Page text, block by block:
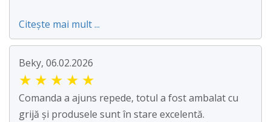
Citește mai mult ...
Beky, 06.02.2026
★ ★ ★ ★ ★
Comanda a ajuns repede, totul a fost ambalat cu
grijă și produsele sunt în stare excelentă.